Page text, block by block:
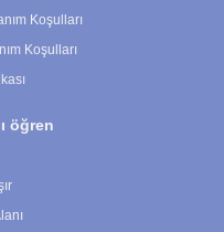
Koşulları
Koşulları
öğren